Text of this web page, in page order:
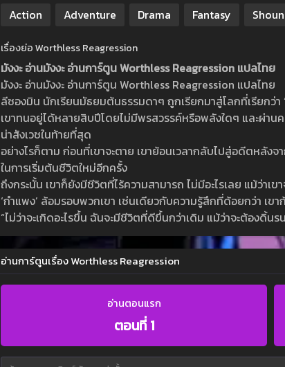
Action Adventure Drama Fantasy
เรื่องย่อ Worthless Reagression
มังงะ อ่านมังงะ อ่านการ์ตูน Worthless Reagression แปลไทย
มังงะ อ่านมังงะ อ่านการ์ตูน Worthless Reagression แปลไทย
ลีซองมิน นักเรียนมัธยมต้นธรรมดาๆ ถูกเรียกมาสู่โลกที่เรียกว่า ‘
เขาทนอยู่ได้หลายสิบปีโดยไม่มีพรสวรรค์หรือพลังใดๆ และผ่า
น่าสังเวชในท้ายที่สุด
อย่างไรก็ตาม ก่อนที่เขาจะตาย เขาย้อนเวลากลับไปสู่อดีตหลัง
ในการเริ่มต้นชีวิตใหม่อีกครั้ง
ถึงกระนั้น เขาก็ยังมีชีวิตที่ไร้ความสามารถ ไม่มีอะไรเลย แม้ว่าเ
‘กำแพง’ ล้อมรอบพวกเขา เช่นเดียวกับความรู้สึกที่ด้อยกว่า เ
“ไม่ว่าจะเกิดอะไรขึ้น ฉันจะมีชีวิตที่ดีขึ้นกว่าเดิม แม้ว่าจะต้องดิ้นร
อ่านการ์ตูนเรื่อง Worthless Reagression
อ่านตอนแรก
ตอนที่ 1